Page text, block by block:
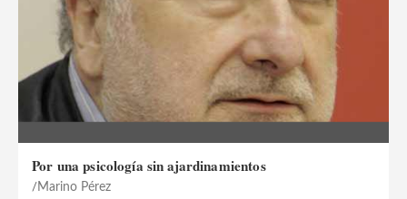
Por una psicología sin ajardinamientos
Marino Pérez